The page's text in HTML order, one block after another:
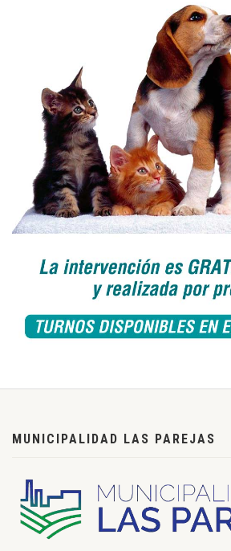
MUNICIPALIDAD LAS PAREJAS